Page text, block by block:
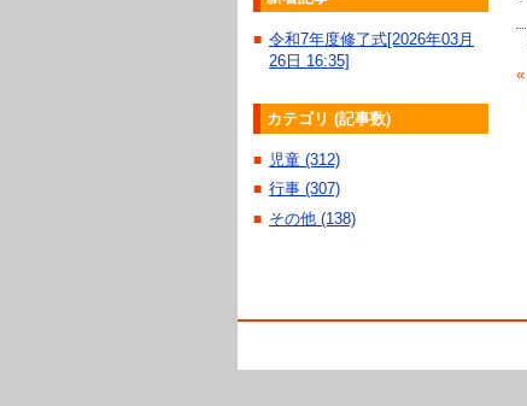
«
■ 令和7年度修了式[2026年03月
26日 16:35]
カテゴリ (記事数)
■ 児童 (312)
■ 行事 (307)
■ その他 (138)